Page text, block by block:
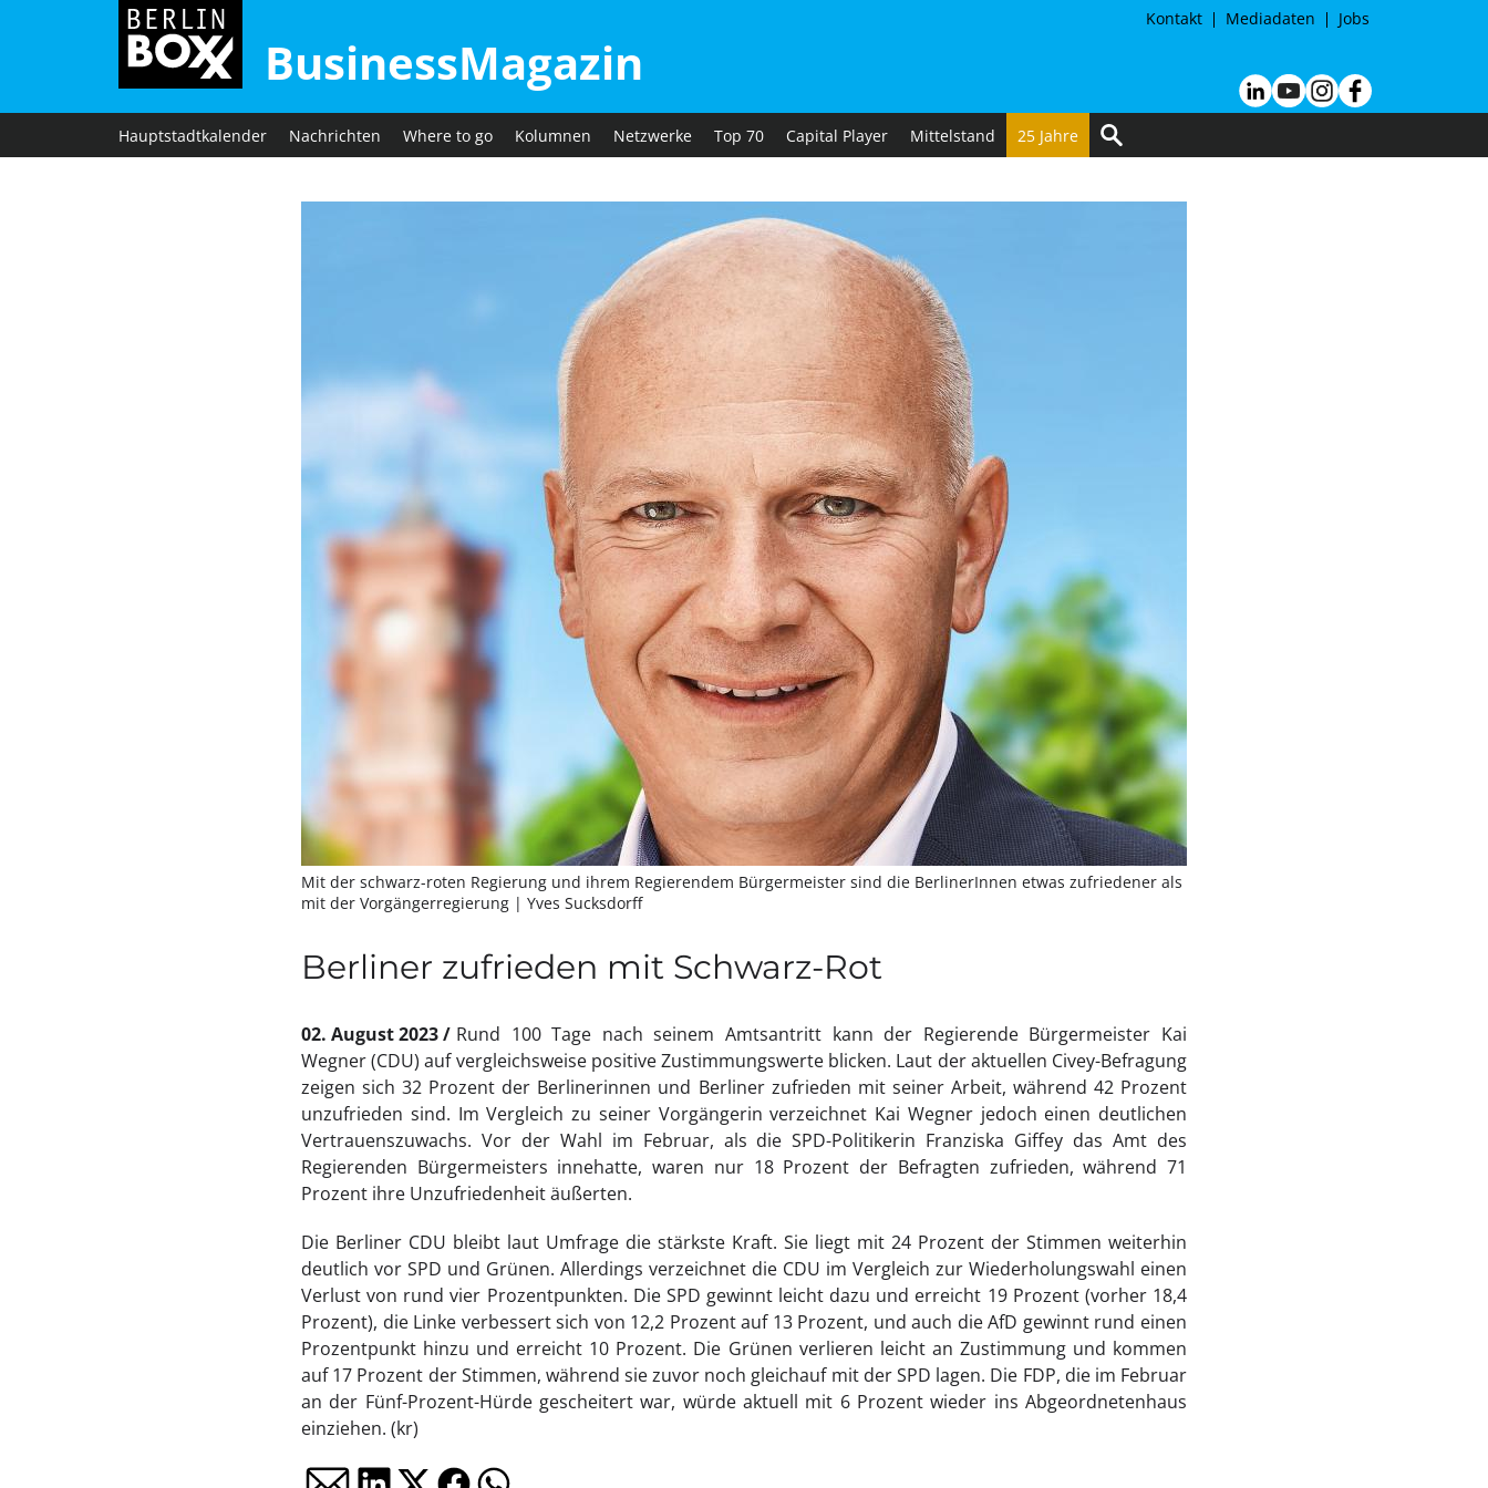
BusinessMagazin
Kontakt Mediadaten Jobs
Hauptstadtkalender Nachrichten Where to go Kolumnen Netzwerke Top 70 Capital Player Mittelstand 25 Jahre
Mit der schwarz-roten Regierung und ihrem Regierendem Bürgermeister sind die BerlinerInnen etwas zufriedener als
mit der Vorgängerregierung | Yves Sucksdorff
Berliner zufrieden mit Schwarz-Rot
02. August 2023
Rund 100 Tage nach seinem Amtsantritt kann der Regierende Bürgermeister Kai
Wegner (CDU) auf vergleichsweise positive Zustimmungswerte blicken. Laut der aktuellen Civey-Befragung
zeigen sich 32 Prozent der Berlinerinnen und Berliner zufrieden mit seiner Arbeit, während 42 Prozent
unzufrieden sind. Im Vergleich zu seiner Vorgängerin verzeichnet Kai Wegner jedoch einen deutlichen
Vertrauenszuwachs. Vor der Wahl im Februar, als die SPD-Politikerin Franziska Giffey das Amt des
Regierenden Bürgermeisters innehatte, waren nur 18 Prozent der Befragten zufrieden, während 71
Prozent ihre Unzufriedenheit äußerten.
Die Berliner CDU bleibt laut Umfrage die stärkste Kraft. Sie liegt mit 24 Prozent der Stimmen weiterhin
deutlich vor SPD und Grünen. Allerdings verzeichnet die CDU im Vergleich zur Wiederholungswahl einen
Verlust von rund vier Prozentpunkten. Die SPD gewinnt leicht dazu und erreicht 19 Prozent (vorher 18,4
Prozent), die Linke verbessert sich von 12,2 Prozent auf 13 Prozent, und auch die AfD gewinnt rund einen
Prozentpunkt hinzu und erreicht 10 Prozent. Die Grünen verlieren leicht an Zustimmung und kommen
auf 17 Prozent der Stimmen, während sie zuvor noch gleichauf mit der SPD lagen. Die FDP, die im Februar
an der Fünf-Prozent-Hürde gescheitert war, würde aktuell mit 6 Prozent wieder ins Abgeordnetenhaus
einziehen. (kr)